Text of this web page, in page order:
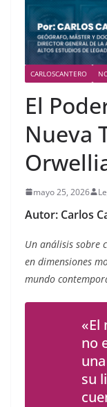
CARLOSCANTERO
El
Nueva
mayo 25, 2026
Autor: Carlos
Un análisis sobre
en dimensiones
mundo
«El
no
su